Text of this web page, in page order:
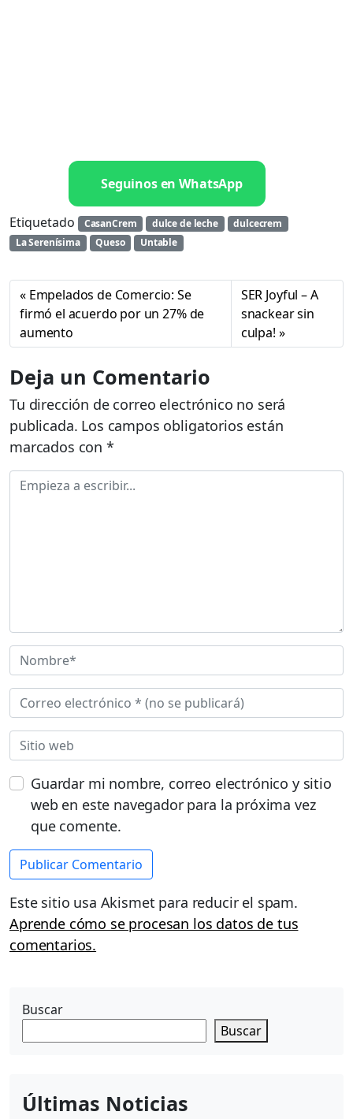
Seguinos en WhatsApp
Etiquetado CasanCrem dulce de leche
dulcecrem
La Serenísima
Queso Untable
Empelados de Comercio: Se
firmó el acuerdo por un 27% de
aumento
SER Joyful – A
snackear sin
culpa!
Deja un Comentario
Tu dirección de correo electrónico no será
publicada. Los campos obligatorios están
marcados con *
Guardar mi nombre, correo electrónico y sitio
web en este navegador para la próxima vez
que comente.
Este sitio usa Akismet para reducir el spam.
Aprende cómo se procesan los datos de tus
comentarios.
Buscar
Buscar
Últimas Noticias